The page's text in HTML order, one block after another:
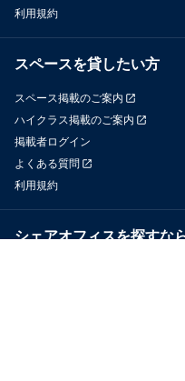
利用規約
スペースを貸したい方
スペース掲載のご案内
ハイクラス掲載のご案内
掲載者ログイン
よくある質問
利用規約
シェアオフィスを探すな